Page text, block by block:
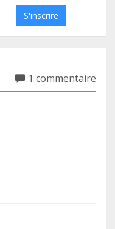
S'inscrire
1 commentaire